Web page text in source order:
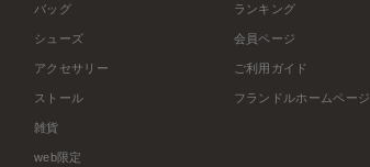
バッグ
シューズ
アクセサリー
ストール
雑貨
web限定
ランキング
会員ページ
ご利用ガイド
フランドルホームページ